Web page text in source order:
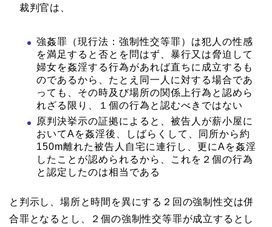
裁判官は、
強姦罪（現行法：強制性交等罪）は犯人の性感
を満足すると否とを問はず、暴行又は脅迫して
婦女を姦淫する行為があれば直ちに成立するも
のであるから、たとえ同一人に対する場合であ
っても、その時及び場所の関係上行為と認めら
れざる限り、１個の行為と認むべきではない
原判決挙示の証拠によると、被告人が薪小屋に
おいてAを姦淫後、しばらくして、同所から約
150m離れた被告人自宅に連行し、更にAを姦淫
したことが認められるから、これを２個の行為
と認定したのは相当である
と判示し、場所と時間を異にする２回の強制性交は併
合罪となるとし、２個の強制性交等罪が成立するとし